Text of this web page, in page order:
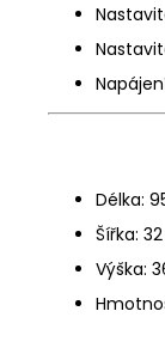
Délka:
Šířka:
Výška: